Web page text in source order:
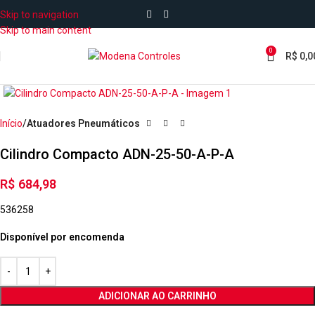
Skip to navigation
Skip to main content
0 R$
Início Atuadores Pneumáticos
Cilindro Compacto ADN-25-50-A-P-A
R$ 684,98
536258
Disponível por encomenda
ADICIONAR AO CARRINHO